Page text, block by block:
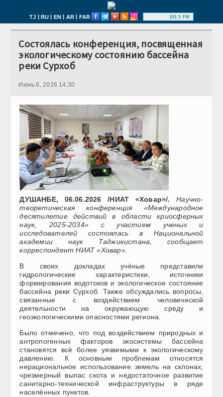
TJ | RU | EN | AR | FAR 101.5 FM
Состоялась конференция, посвященная
экологическому состоянию бассейна
реки Сурхоб
Июнь 6, 2026 14:30
ДУШАНБЕ, 06.06.2026 /НИАТ «Ховар»/.
Научно-
теоретическая конференция «Международное
десятилетие действий в области криосферных
наук, 2025-2034» с участием ученых и
исследователей состоялась в Национальной
академии наук Таджикистана, сообщает
корреспондент НИАТ «Ховар».
В своих докладах учёные представили
гидрологические характеристики, источники
формирования водотоков и экологическое состояние
бассейна реки Сурхоб. Также обсуждались вопросы,
связанные с воздействием человеческой
деятельности на окружающую среду и
геоэкологическими опасностями региона.
Было отмечено, что под воздействием природных и
антропогенных факторов экосистемы бассейна
становятся всё более уязвимыми к экологическому
давлению. К основным проблемам относятся
нерациональное использование земель на склонах,
чрезмерный выпас скота и недостаточное развитие
санитарно-технической инфраструктуры в ряде
населённых пунктов.